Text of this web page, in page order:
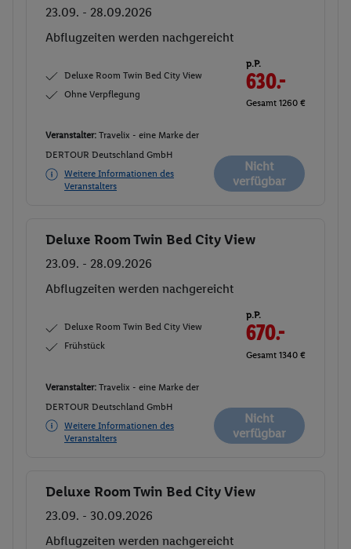
23.09. - 28.09.2026
Abflugzeiten werden nachgereicht
Deluxe Room Twin Bed City View
Ohne Verpflegung
p.P.
630.-
Gesamt 1260 €
Veranstalter: Travelix - eine Marke der
DERTOUR Deutschland GmbH
Weitere Informationen des
Veranstalters
Nicht
verfügbar
Buchen
Deluxe Room Twin Bed City View
23.09. - 28.09.2026
Abflugzeiten werden nachgereicht
Deluxe Room Twin Bed City View
Frühstück
p.P.
670.-
Gesamt 1340 €
Veranstalter: Travelix - eine Marke der
DERTOUR Deutschland GmbH
Weitere Informationen des
Veranstalters
Nicht
verfügbar
Buchen
Deluxe Room Twin Bed City View
23.09. - 30.09.2026
Abflugzeiten werden nachgereicht